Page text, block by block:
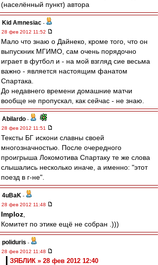
(населённый пункт) автора
Kid Amnesiac -
28 фев 2012 11:52
Мало что знаю о Дайнеко, кроме того, что он
выпускник МГИМО, сам очень порядочно
играет в футбол и - на мой взгляд сие весьма
важно - является настоящим фанатом
Спартака.
До недавнего времени домашние матчи
вообще не пропускал, как сейчас - не знаю.
Abilardo -
28 фев 2012 11:51
Тексты БГ искони славны своей
многозначностью. После очередного
проигрыша Локомотива Спартаку те же слова
слышались несколько иначе, а именно: "этот
поезд в г-не".
4uBaK -
28 фев 2012 11:48
Imploz
Комитет по этике ещё не собран .)))
poliduris -
28 фев 2012 11:48
ЗЯБЛИК » 28 фев 2012 12:40